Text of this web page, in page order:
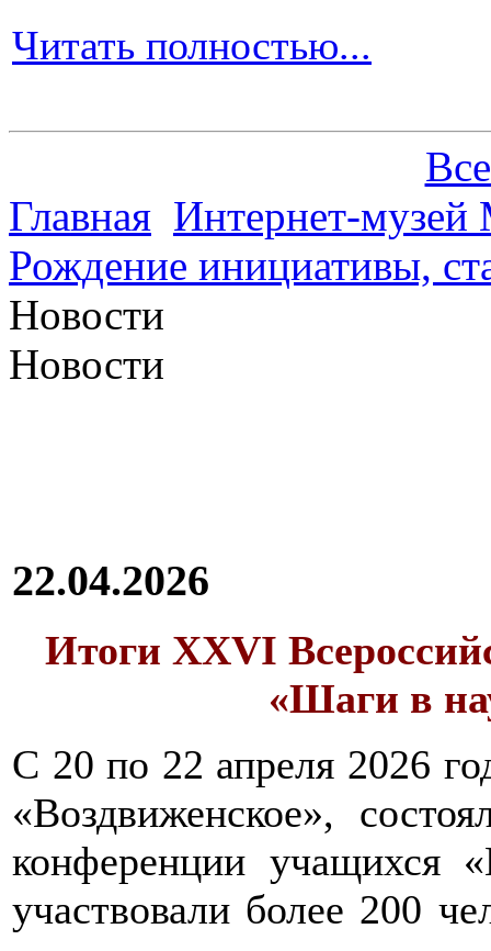
Читать полностью...
Главная Интернет-
Рождение инициативы,
Новости
Новости
22.04.2026
Итоги XXVI
«Шаги в
С 20 по 22 апреля 2026
«Воздвиженское»,
конференции
участвовали более 200